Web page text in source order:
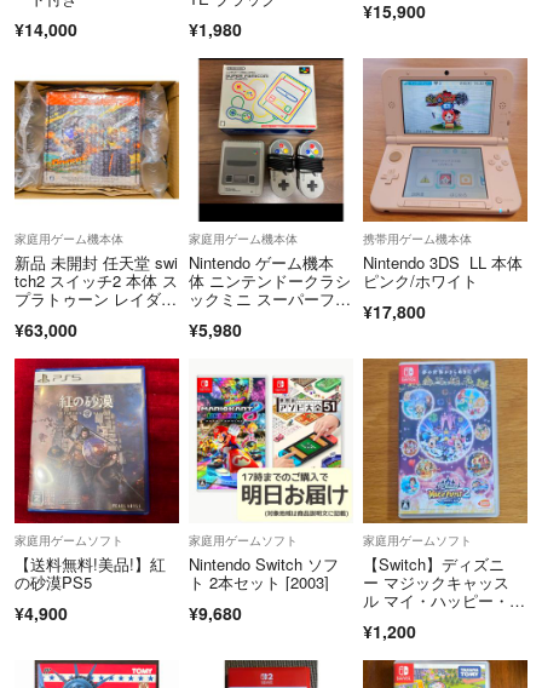
¥14,000 ¥1,980
¥15,900
家庭用ゲーム機本体
新品 未開封 任天堂 swi
tch2 スイッチ2 本体 ス
プラトゥーン レイダー
¥63,000
家庭用ゲーム機本体
Nintendo ゲーム機本
体 ニンテンドークラシ
ックミニ スーパーファ
¥5,980
携帯用ゲーム機本体
Nintendo 3DS LL 本体
ピンク/ホワイト
¥17,800
家庭用ゲームソフト
【送料無料!美品!】紅
の砂漠PS5
¥4,900
家庭用ゲームソフト
Nintendo Switch ソフ
ト 2本セット [2003]
¥9,680
家庭用ゲームソフト
【Switch】ディズニ
ー マジックキャッス
ル マイ・ハッピー・ラ
ドエディション
¥1,200